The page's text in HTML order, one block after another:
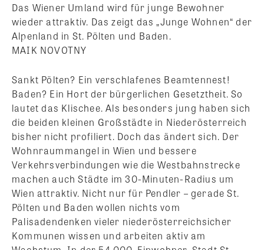
Das Wiener Umland wird für junge Bewohner
wieder attraktiv. Das zeigt das „Junge Wohnen“ der
Alpenland in St. Pölten und Baden.
MAIK NOVOTNY
Sankt Pölten? Ein verschlafenes Beamtennest!
Baden? Ein Hort der bürgerlichen Gesetztheit. So
lautet das Klischee. Als besonders jung haben sich
die beiden kleinen Großstädte in Niederösterreich
bisher nicht profiliert. Doch das ändert sich. Der
Wohnraummangel in Wien und bessere
Verkehrsverbindungen wie die Westbahnstrecke
machen auch Städte im 30-Minuten-Radius um
Wien attraktiv. Nicht nur für Pendler – gerade St.
Pölten und Baden wollen nichts vom
Palisadendenken vieler niederösterreichsicher
Kommunen wissen und arbeiten aktiv am